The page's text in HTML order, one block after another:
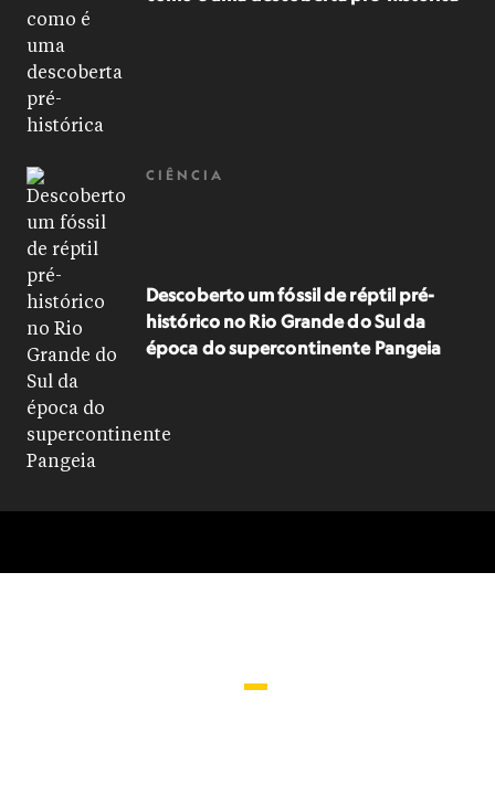
CIÊNCIA
Descoberto um fóssil de réptil pré-
histórico no Rio Grande do Sul da
época do supercontinente Pangeia